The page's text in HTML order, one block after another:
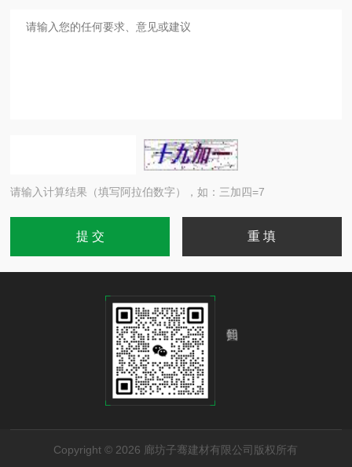
请输入计算结果（填写阿拉伯数字），如：三加四=7
Copyright © 2026 廊坊子骞建材有限公司版权所有